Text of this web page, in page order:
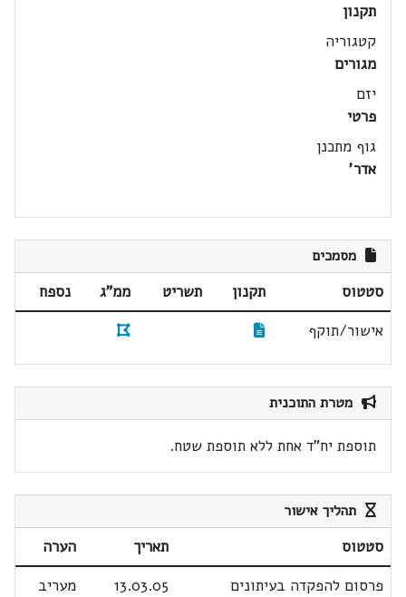
תקנון
קטגוריה
מגורים
יזם
פרטי
גוף מתכנן
אדר'
מסמכים
סטטוס תקנון תשריט ממ"ג
נספח
אישור/תוקף
מטרת התוכנית
תוספת יח"ד אחת ללא תוספת שטח.
תהליך אישור
סטטוס תאריך
הערה
פרסום להפקדה בעיתונים
13.03.05
מעריב